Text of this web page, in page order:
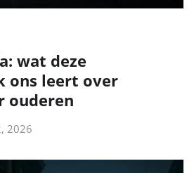
wat deze
ons leert over
ouderen
2026